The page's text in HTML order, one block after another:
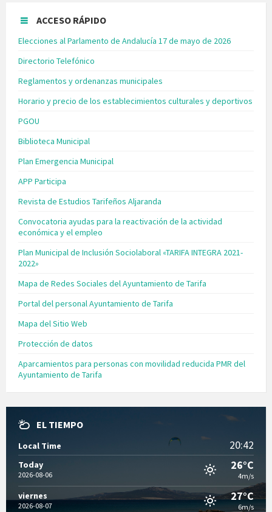
ACCESO RÁPIDO
Elecciones al Parlamento de Andalucía 17 de mayo de 2026
Directorio Telefónico
Reglamentos y ordenanzas municipales
Horario y precio de los establecimientos culturales y deportivos
PGOU
Biblioteca Municipal
Plan Emergencia Municipal
APP Participa
Revista de Estudios Tarifeños Aljaranda
Convocatoria ayudas para la reactivación de la actividad
económica y el empleo
Plan Municipal de Inclusión Sociolaboral «TARIFA INTEGRA 2021-
2022»
Mapa de Redes Sociales del Ayuntamiento de Tarifa
Portal del personal Ayuntamiento de Tarifa
Mapa del Sitio Web
Protección de datos
Aparcamientos para personas con movilidad reducida PMR del
Ayuntamiento de Tarifa
EL TIEMPO
Local Time 20:42
Today
2026-08-06
26°C
4m/s
viernes
2026-08-07
27°C
6m/s